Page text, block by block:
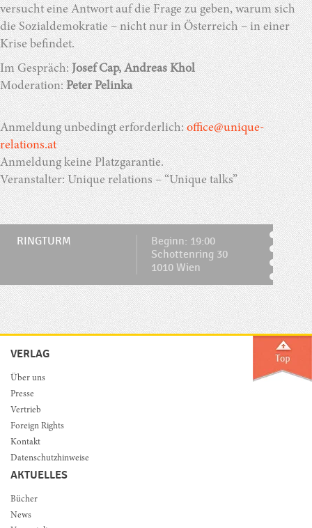
versucht eine Antwort auf die Frage zu geben, warum sich
die Sozialdemokratie – nicht nur in Österreich – in einer
Krise befindet.
Im Gespräch:Josef Cap, Andreas Khol
Moderation:Peter Pelinka
Anmeldung unbedingt erforderlich:office@unique-
relations.at
Anmeldung keine Platzgarantie.
Veranstalter: Unique relations – “Unique talks”
RINGTURM
Beginn: 19:00
Schottenring 30
1010 Wien
VERLAG
Über uns
Presse
Vertrieb
Foreign Rights
Kontakt
Datenschutzhinweise
AKTUELLES
Bücher
News